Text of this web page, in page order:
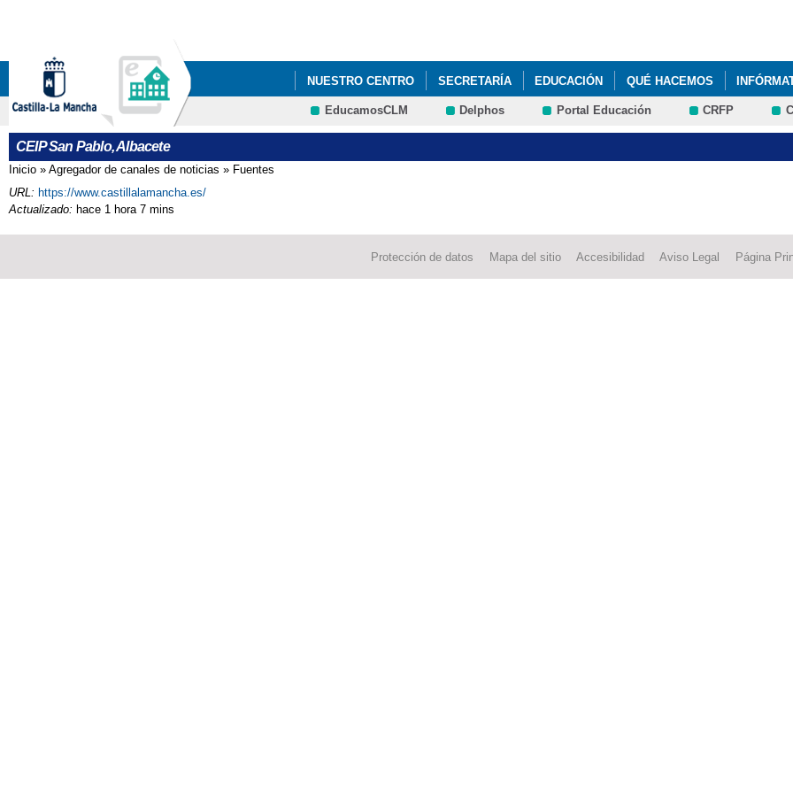
NUESTRO CENTRO SECRETARÍA EDUCACIÓN QUÉ HACEMOS
EducamosCLM Delphos Portal Educación CRFP
CEIP San Pablo, Albacete
Se encuentra usted aquí
Inicio » Agregador de canales de noticias » Fuentes
URL: https://www.castillalamancha.es/
Actualizado: hace 1 hora 7 mins
Protección de datos Mapa del sitio Accesibilidad Aviso Legal Página